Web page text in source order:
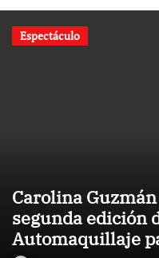
Espectáculo
Carolina
segunda edición
Automaquillaje